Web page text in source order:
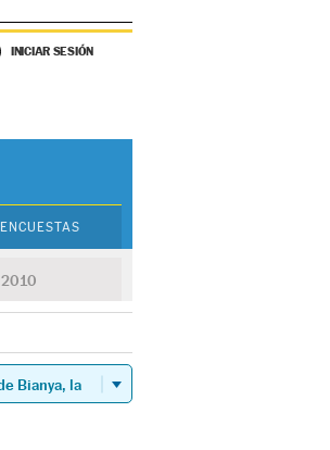
INICIAR SESIÓN
ENCUESTAS
2010